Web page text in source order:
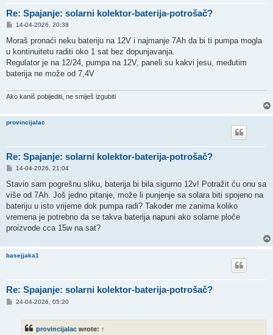
Re: Spajanje: solarni kolektor-baterija-potrošač?
P
s
14-04-2026, 20:38
Moraš pronaći neku bateriju na 12V i najmanje 7Ah da bi ti pumpa mogla
u kontinuitetu raditi oko 1 sat bez dopunjavanja.
Regulator je na 12/24, pumpa na 12V, paneli su kakvi jesu, međutim
baterija ne može od 7,4V
Ako kaniš pobijediti, ne smiješ izgubiti
provincijalac
Re: Spajanje: solarni kolektor-baterija-potrošač?
P
s
14-04-2026, 21:04
Stavio sam pogrešnu sliku, baterija bi bila sigurno 12v! Potražit ću onu sa
više od 7Ah. Još jedno pitanje, može li punjenje sa solara biti spojeno na
bateriju u isto vrijeme dok pumpa radi? Također me zanima koliko
vremena je potrebno da se takva baterija napuni ako solarne ploče
proizvode cca 15w na sat?
basejjaka1
Re: Spajanje: solarni kolektor-baterija-potrošač?
P24-04-2026, 05:20
provincijalac wrote: ↑